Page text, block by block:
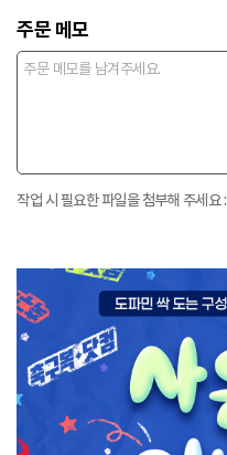
주문 메모
작업 시 필요한 파일을 첨부해 주세요 :